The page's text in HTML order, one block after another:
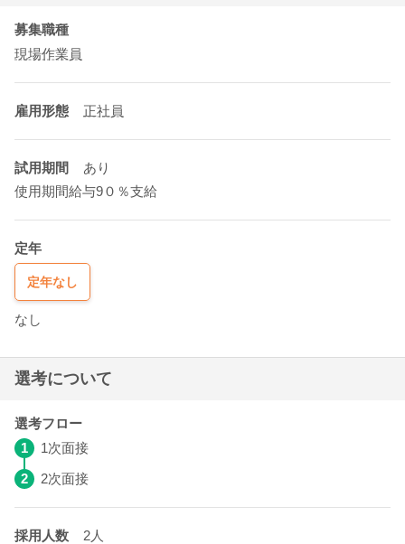
募集職種
現場作業員
雇用形態 正社員
試用期間
あり
使用期間給与9０％支給
定年
定年なし
なし
選考について
選考フロー
1
1次面接
2
2次面接
採用人数 2人